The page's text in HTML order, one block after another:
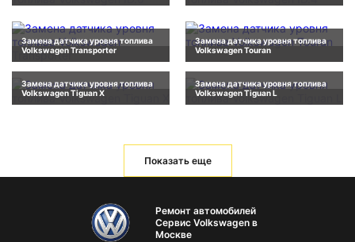
Замена датчика уровня топлива
Volkswagen Transporter
Замена датчика уровня топлива
Volkswagen Touran
Замена датчика уровня топлива
Volkswagen Tiguan X
Замена датчика уровня топлива
Volkswagen Tiguan L
Показать еще
Ремонт автомобилей
Сервис Volkswagen в
Москве